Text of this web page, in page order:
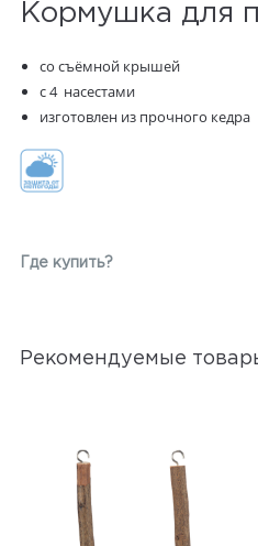
Кормушка для
со съёмной крышей
с 4 насестами
изготовлен из прочного кедра
Где купить?
Рекомендуемые